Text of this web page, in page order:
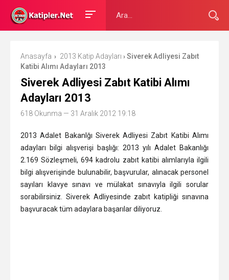
Anasayfa › 2013 Katip Adayları › Siverek Adliyesi Zabıt
Katibi Alımı Adayları 2013
Siverek Adliyesi Zabıt Katibi Alımı
Adayları 2013
618 Okunma — 31 Aralık 2012 19:18
2013 Adalet Bakanlğı Siverek Adliyesi Zabıt Katibi Alımı
adayları bilgi alışverişi başlığı: 2013 yılı Adalet Bakanlığı
2.169 Sözleşmeli, 694 kadrolu zabıt katibi alımlarıyla ilgili
bilgi alışverişinde bulunabilir, başvurular, alınacak personel
sayıları klavye sınavı ve mülakat sınavıyla ilgili sorular
sorabilirsiniz. Siverek Adliyesinde zabıt katipliği sınavına
başvuracaktüm adaylara başarılar diliyoruz.